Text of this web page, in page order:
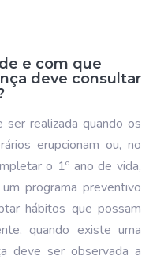
e com que
deve consultar
realizada quando os
erupcionam ou, no
o 1º ano de vida,
programa preventivo
hábitos que possam
quando existe uma
deve ser observada a